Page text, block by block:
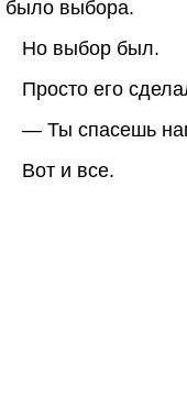
было выбора.
Но выбор был.
Просто его
— Ты спасешь
Вот и все.